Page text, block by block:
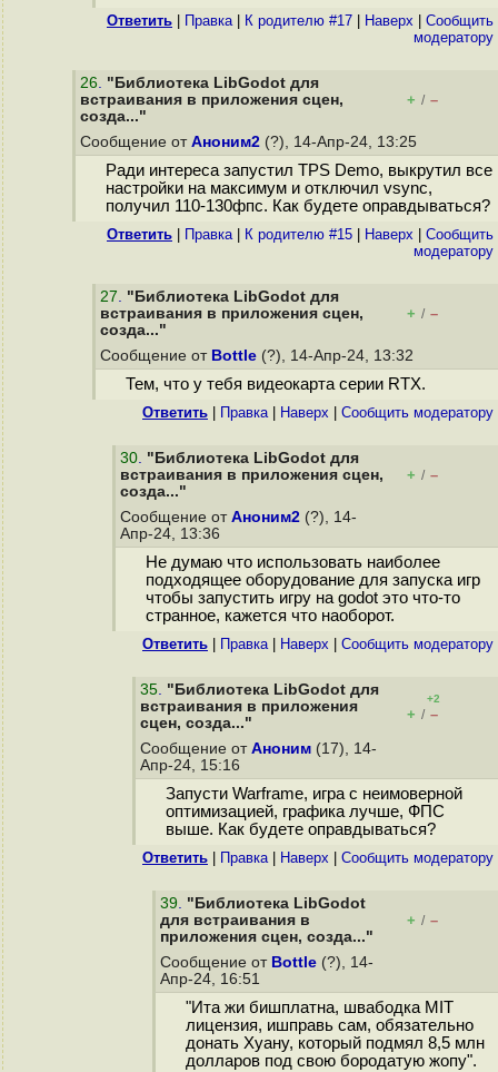
Ответить Правка| К родителю #17 Наверх
Cообщить
модератору
26. "Библиотека LibGodot для
встраивания в приложения сцен,
созда..."
+ / –
Сообщение от Аноним2 (?), 14-Апр-24, 13:25
Ради интереса запустил TPS Demo, выкрутил все
настройки на максимум и отключил vsync,
получил 110-130фпс. Как будете оправдываться?
Ответить Правка| К родителю #15 Наверх
Cообщить
модератору
27. "Библиотека LibGodot для
встраивания в приложения сцен,
созда..."
+ / –
Сообщение от Bottle (?), 14-Апр-24, 13:32
Тем, что у тебя видеокарта серии RTX.
Ответить Правка| Наверх Cообщить модератору
30. "Библиотека LibGodot для
встраивания в приложения сцен,
созда..."
+ / –
Сообщение от Аноним2 (?), 14-
Апр-24, 13:36
Не думаю что использовать наиболее
подходящее оборудование для запуска игр
чтобы запустить игру на godot это что-то
странное, кажется что наоборот.
Ответить Правка| Наверх Cообщить модератору
35. "Библиотека LibGodot для
встраивания в приложения
сцен, созда..."
+2
+ / –
Сообщение от Аноним (17), 14-
Апр-24, 15:16
Запусти Warframe, игра с неимоверной
оптимизацией, графика лучше, ФПС
выше. Как будете оправдываться?
Ответить Правка| Наверх Cообщить модератору
39. "Библиотека LibGodot
для встраивания в
приложения сцен, созда..."
+ / –
Сообщение от Bottle (?), 14-
Апр-24, 16:51
"Ита жи бишплатна, швaбодка MIT
лицензия, ишправь сам, обязательно
донать Хуану, который подмял 8,5 млн
долларов под свою бородатую жoпy".